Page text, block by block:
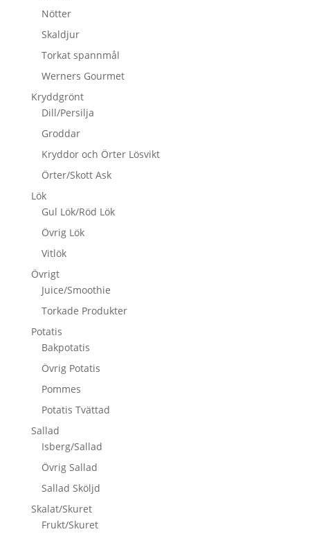
Nötter
Skaldjur
Torkat spannmål
Werners Gourmet
Kryddgrönt
Dill/Persilja
Groddar
Kryddor och Örter Lösvikt
Örter/Skott Ask
Lök
Gul Lök/Röd Lök
Övrig Lök
Vitlök
Övrigt
Juice/Smoothie
Torkade Produkter
Potatis
Bakpotatis
Övrig Potatis
Pommes
Potatis Tvättad
Sallad
Isberg/Sallad
Övrig Sallad
Sallad Sköljd
Skalat/Skuret
Frukt/Skuret